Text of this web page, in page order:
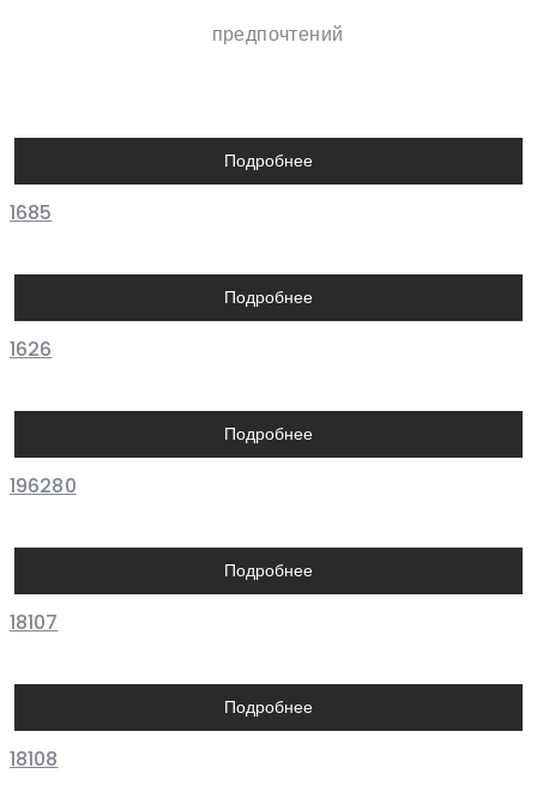
предпочтений
Подробнее
1685
Подробнее
1626
Подробнее
196280
Подробнее
18107
Подробнее
18108